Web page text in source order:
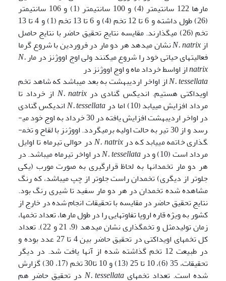
مارها 122 سانتی­متر (4) و 100 سانتی­متر (1) و 106 سانتی­متر
(26) طول داشته و 6 تا 12 تخم (4) و 6 تا 13 تخم (1) و 4 تا 13
تخم (26) می­گذارند. مقایسه نتایج تحقیق حاضر با نتایج حاصل
ازN. natrixنشان می­دهد هر دو مار در فروردین با شروع گرما
فعالیت­های حیاتی خود را شروع می­کنند ولی اوج اووژنز در مار N.
natrixاز اواسط خرداد ماه و اوج اووژنز در
N. tessellataاز اواخر اردیبهشت به بعد می­باشد که شاهد تخم
اویداکتی هستیم. اندیکس گنادی درN. natrix از خرداد تا
مرداد افزایش می­یابد (10) اما در
N. tessellataاندیکس گنادی
در اواخر اردیبهشت افزایش یافته در 30 خرداد به اوج خود می­
رسد و از 30 تیر به حالت اولیه برمی­گردد. اووژنز با لقاح و تخم­
گذاری خاتمه می­یابد که درN. natrixدر حوالی تیرماه تا اوایل
مرداد است (10) و در
N. tessellataدر اواخر تیرماه می­باشد. در
هر دو مار تخمدان­ها به لحاظ قرارگیری به صورت مورب (یکی
جلوتر از دیگری) تخمدان راست جلوتر از چپ می­باشد، که رنگ
مشاهده شده تخمدان در هر دو مار سفید تا شیری رنگ بود.
نتایج تحقیق حاضر در مقایسه با تحقیقات انجام شده در خارج از
کشور به ویژه قاره اروپا تفاوت­هایی را در طول مارها، تعداد تخم­ها،
زمان تولیدمثل و تخم­گذاری نشان می­دهد (9، 21 و 22). تعداد
کل تخم­های اویداکتی در تحقیق حاضر بین 4 تا 27 عدد بوده و
در طبیعت 12 تخم گذاشته شده از آنها یافت شد. در دیگر
تحقیقات، 35 (6)، 10 تا 25 (13) و 10 تا30 تخم (17، 30) گزارش
شده است. تعداد تخم­های N. tessellata در تحقیق حاضر هم